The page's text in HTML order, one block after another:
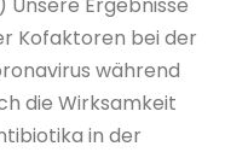
Ergebnisse
Kofaktoren bei der
während
die Wirksamkeit
in der